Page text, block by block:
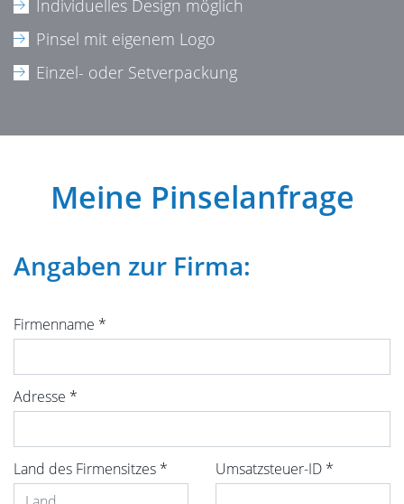
Individuelles Design möglich
Pinsel mit eigenem Logo
Einzel- oder Setverpackung
Meine Pinselanfrage
Angaben zur Firma:
Firmenname *
Adresse *
Land des Firmensitzes * Umsatzsteuer-ID *